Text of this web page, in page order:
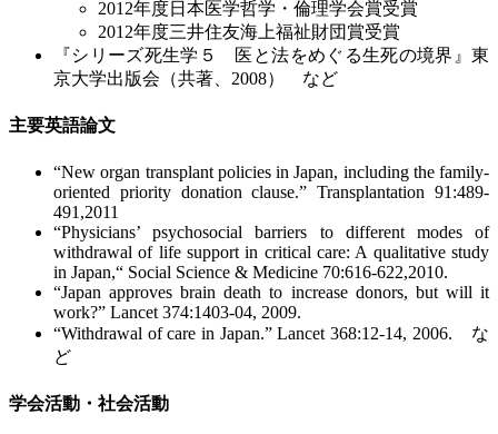
2012年度日本医学哲学・倫理学会賞受賞
2012年度三井住友海上福祉財団賞受賞
『シリーズ死生学５ 医と法をめぐる生死の境界』東
京大学出版会（共著、2008） など
主要英語論文
“New organ transplant policies in Japan, including the family-
oriented priority donation clause.” Transplantation 91:489-
491,2011
“Physicians’ psychosocial barriers to different modes of
withdrawal of life support in critical care: A qualitative study
in Japan,“ Social Science & Medicine 70:616-622,2010.
“Japan approves brain death to increase donors, but will it
work?” Lancet 374:1403-04, 2009.
“Withdrawal of care in Japan.” Lancet 368:12-14, 2006. な
ど
学会活動・社会活動